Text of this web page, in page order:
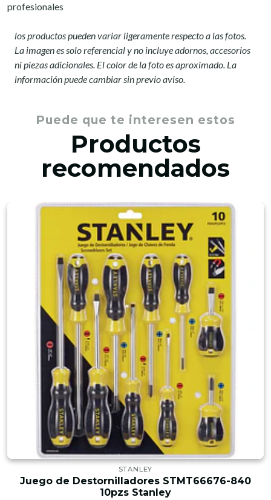
profesionales
los productos pueden variar ligeramente respecto a las fotos.
La imagen es solo referencial y no incluye adornos, accesorios
ni piezas adicionales. El color de la foto es aproximado. La
información puede cambiar sin previo aviso.
Puede que te interesen estos
Productos
recomendados
STANLEY
Juego de Destornilladores STMT66676-840
10pzs Stanley